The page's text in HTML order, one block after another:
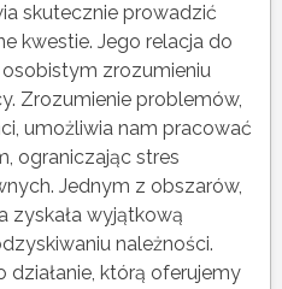
skutecznie prowadzić
kwestie. Jego relacja do
zrozumieniu
Zrozumienie problemów,
umożliwia nam pracować
ograniczając stres
Jednym z obszarów,
zyskała wyjątkową
należności.
którą oferujemy